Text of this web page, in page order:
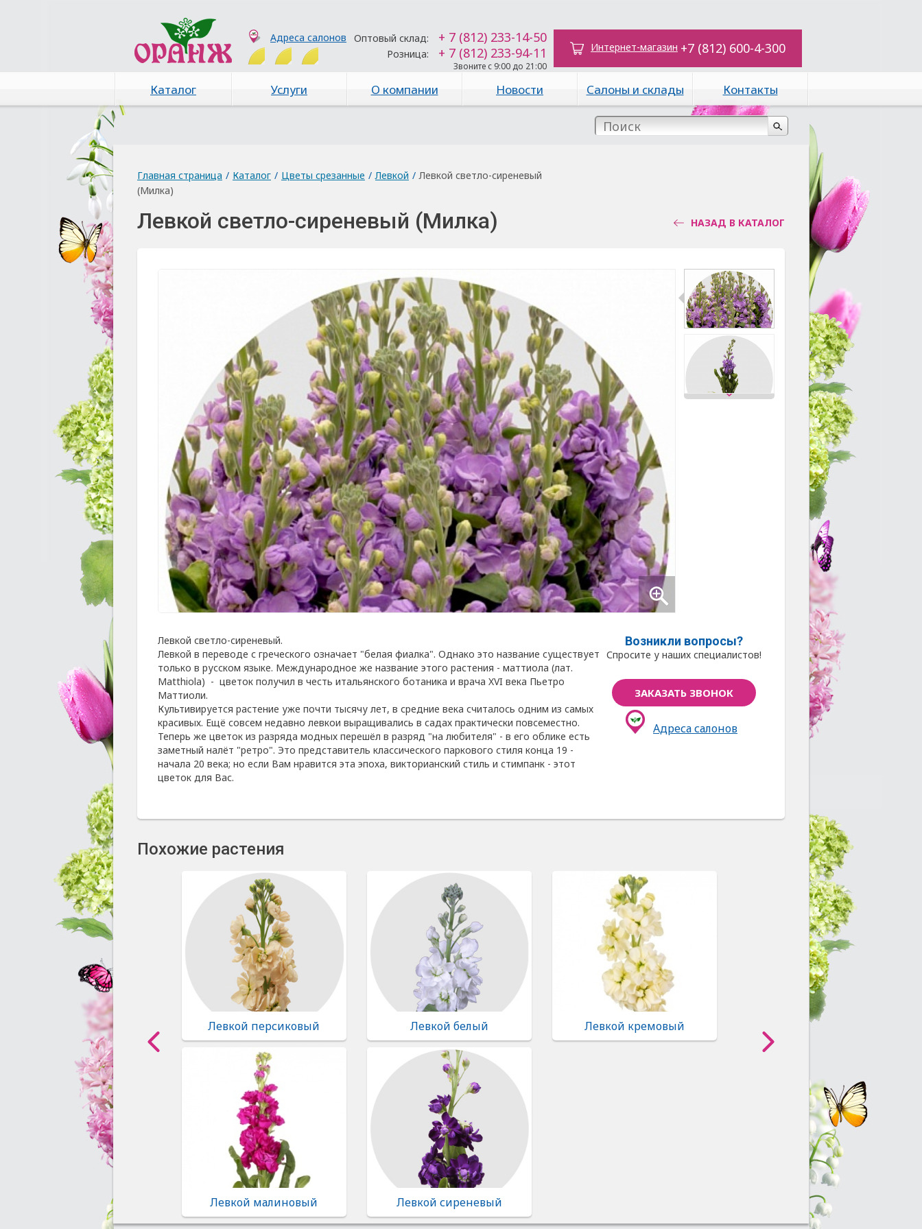
Адреса салонов Оптовый склад: + 7 (812) 233-14-50
Розница: + 7 (812) 233-94-11
Звоните с 9:00 до 21:00
Интернет-магазин +7 (812) 600-4-300
Каталог Услуги О компании Новости Салоны и склады Контакты
Главная страница / Каталог / Цветы срезанные / Левкой / Левкой светло-сиреневый
(Милка)
Левкой светло-сиреневый (Милка) НАЗАД В КАТАЛОГ
Левкой светло-сиреневый.
Левкой в переводе с греческого означает "белая фиалка". Однако это название существует
только в русском языке. Международное же название этого растения - маттиола (лат.
Matthiola) - цветок получил в честь итальянского ботаника и врача XVI века Пьетро
Маттиоли.
Культивируется растение уже почти тысячу лет, в средние века считалось одним из самых
красивых. Ещё совсем недавно левкои выращивались в садах практически повсеместно.
Теперь же цветок из разряда модных перешёл в разряд "на любителя" - в его облике есть
заметный налёт "ретро". Это представитель классического паркового стиля конца 19 -
начала 20 века; но если Вам нравится эта эпоха, викторианский стиль и стимпанк - этот
цветок для Вас.
Возникли вопросы?
Спросите у наших специалистов!
ЗАКАЗАТЬ ЗВОНОК
Адреса салонов
Похожие растения
Левкой персиковый Левкой белый Левкой кремовый
Левкой малиновый Левкой сиреневый